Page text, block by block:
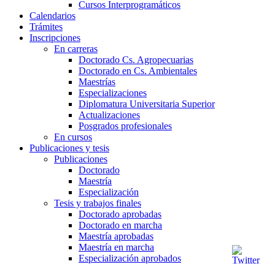
Cursos Interprogramáticos
Calendarios
Trámites
Inscripciones
En carreras
Doctorado Cs. Agropecuarias
Doctorado en Cs. Ambientales
Maestrías
Especializaciones
Diplomatura Universitaria Superior
Actualizaciones
Posgrados profesionales
En cursos
Publicaciones y tesis
Publicaciones
Doctorado
Maestría
Especialización
Tesis y trabajos finales
Doctorado aprobadas
Doctorado en marcha
Maestría aprobadas
Maestría en marcha
Especialización aprobados